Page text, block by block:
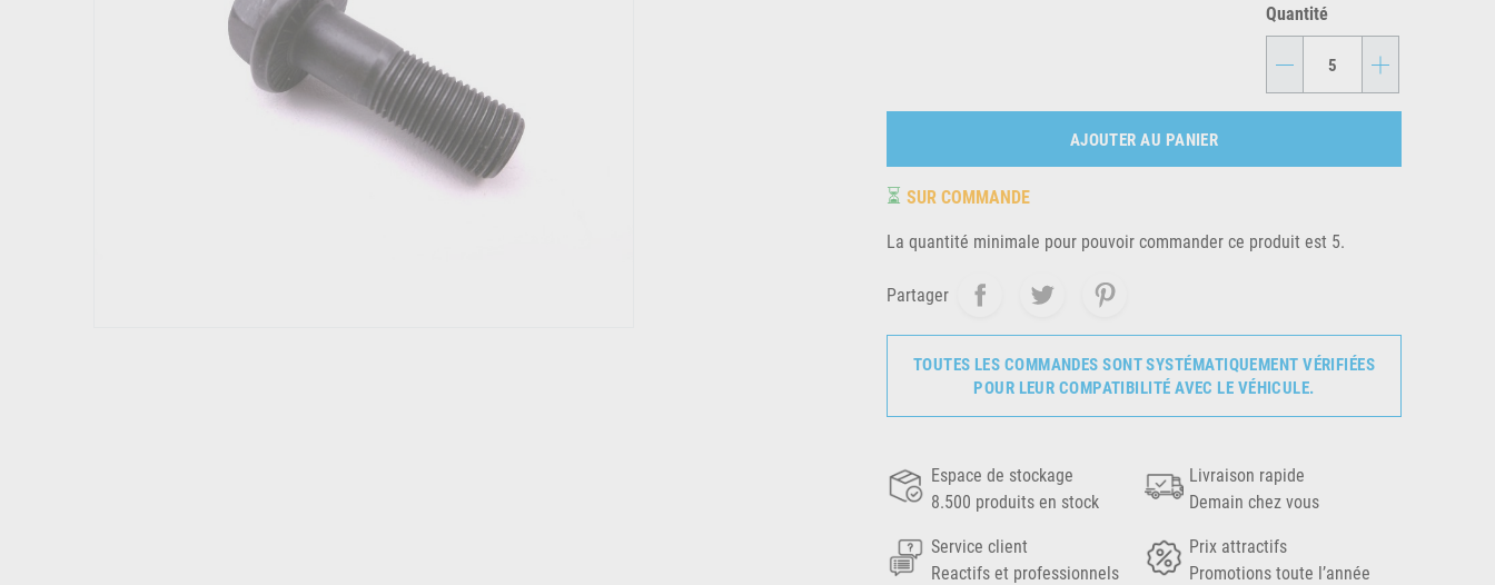
Quantité
- +
AJOUTER AU PANIER
⏳ SUR COMMANDE
La quantité minimale pour pouvoir commander ce produit est 5.
Partager
TOUTES LES COMMANDES SONT SYSTÉMATIQUEMENT VÉRIFIÉES
POUR LEUR COMPATIBILITÉ AVEC LE VÉHICULE.
Espace de stockage
8.500 produits en stock
Livraison rapide
Demain chez vous
Service client
Reactifs et professionnels
Prix attractifs
Promotions toute l’année